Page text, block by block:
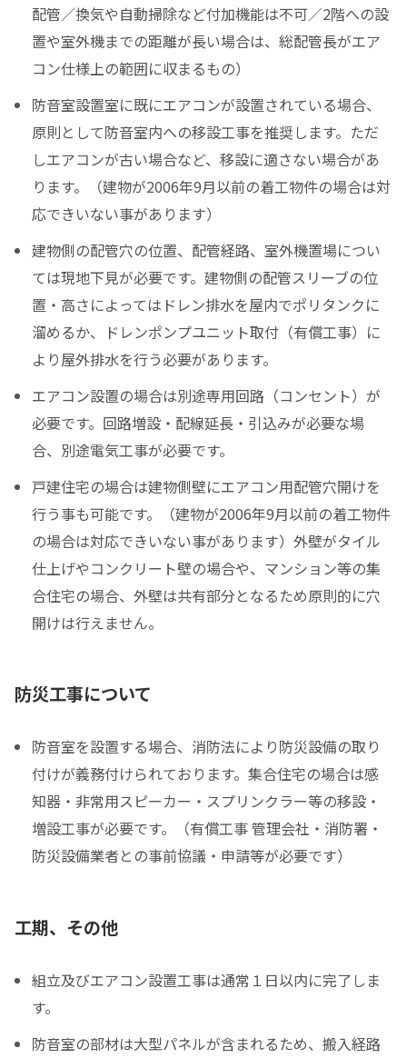
配管／換気や自動掃除など付加機能は不可／2階への設
置や室外機までの距離が長い場合は、総配管長がエア
コン仕様上の範囲に収まるもの）
防音室設置室に既にエアコンが設置されている場合、
原則として防音室内への移設工事を推奨します。ただ
しエアコンが古い場合など、移設に適さない場合があ
ります。（建物が2006年9月以前の着工物件の場合は対
応できいない事があります）
建物側の配管穴の位置、配管経路、室外機置場につい
ては現地下見が必要です。建物側の配管スリーブの位
置・高さによってはドレン排水を屋内でポリタンクに
溜めるか、ドレンポンプユニット取付（有償工事）に
より屋外排水を行う必要があります。
エアコン設置の場合は別途専用回路（コンセント）が
必要です。回路増設・配線延長・引込みが必要な場
合、別途電気工事が必要です。
戸建住宅の場合は建物側壁にエアコン用配管穴開けを
行う事も可能です。（建物が2006年9月以前の着工物件
の場合は対応できいない事があります）外壁がタイル
仕上げやコンクリート壁の場合や、マンション等の集
合住宅の場合、外壁は共有部分となるため原則的に穴
開けは行えません。
防災工事について
防音室を設置する場合、消防法により防災設備の取り
付けが義務付けられております。集合住宅の場合は感
知器・非常用スピーカー・スプリンクラー等の移設・
増設工事が必要です。（有償工事 管理会社・消防署・
防災設備業者との事前協議・申請等が必要です）
工期、その他
組立及びエアコン設置工事は通常１日以内に完了しま
す。
防音室の部材は大型パネルが含まれるため、搬入経路